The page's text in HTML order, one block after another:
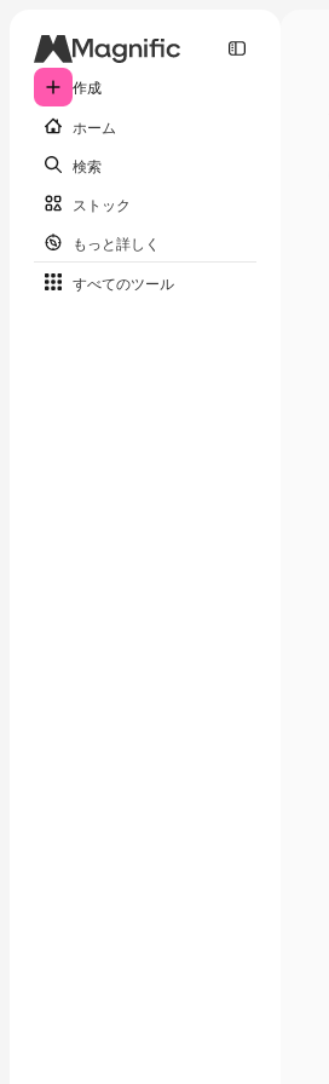
作成
ホーム
検索
ストック
もっと詳しく
すべてのツール